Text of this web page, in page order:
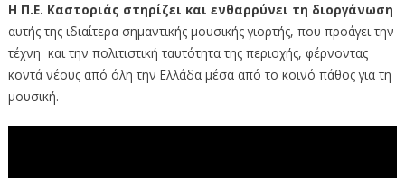
Η Π.Ε. Καστοριάς στηρίζει και ενθαρρύνει τη διοργάνωση
αυτής της ιδιαίτερα σημαντικής μουσικής γιορτής, που προάγει την
τέχνη και την πολιτιστική ταυτότητα της περιοχής, φέρνοντας
κοντά νέους από όλη την Ελλάδα μέσα από το κοινό πάθος για τη
μουσική.